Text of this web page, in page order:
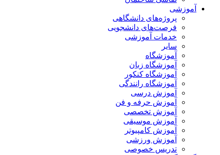
آموزشی
پروژه‌های دانشگاهی
فرصت‌های دانشجویی
خدمات آموزشی
سایر
آموزشگاه
آموزشگاه زبان
آموزشگاه کنکور
آموزشگاه رانندگی
آموزش درسی
آموزش حرفه و فن
آموزش تخصصی
آموزش موسیقی
آموزش کامپیوتر
آموزش ورزشی
تدریس خصوصی